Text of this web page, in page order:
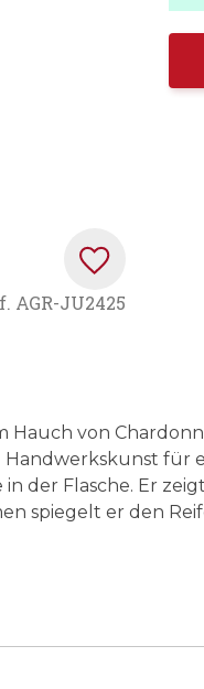
AGR-JU2425
Hauch von
Handwerkskunst für
in der Flasche. Er
spiegelt er den